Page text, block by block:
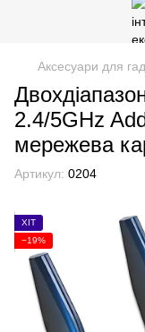
Аксесуари для
2.4/5GHz
мережева
Артикул: 0204
ХІТ
−19%